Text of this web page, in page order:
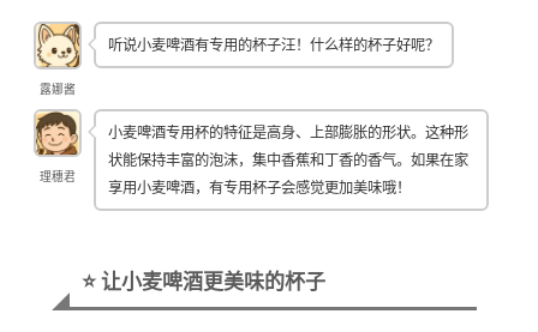
露娜酱
听说小麦啤酒有专用的杯子汪！什么样的杯子好呢？
理穗君
小麦啤酒专用杯的特征是高身、上部膨胀的形状。这种形
状能保持丰富的泡沫，集中香蕉和丁香的香气。如果在家
享用小麦啤酒，有专用杯子会感觉更加美味哦！
⭐ 让小麦啤酒更美味的杯子